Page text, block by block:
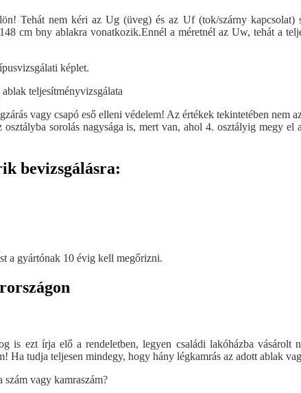
Tehát nem kéri az Ug (üveg) és az Uf (tok/szárny kapcsolat)
cm bny ablakra vonatkozik.Ennél a méretnél az Uw, tehát a
vagy csapó eső elleni védelem! Az értékek tekintetében nem
sorolás nagysága is, mert van, ahol 4. osztályig megy el
bevizsgálásra:
a gyártónak 10 évig kell megőrizni.
is ezt írja elő a rendeletben, legyen családi lakóházba
Ha tudja teljesen mindegy, hogy hány légkamrás az adott ablak